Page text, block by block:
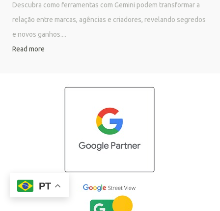
Descubra como ferramentas com Gemini podem transformar a
relação entre marcas, agências e criadores, revelando segredos
e novos ganhos....
Read more
PT